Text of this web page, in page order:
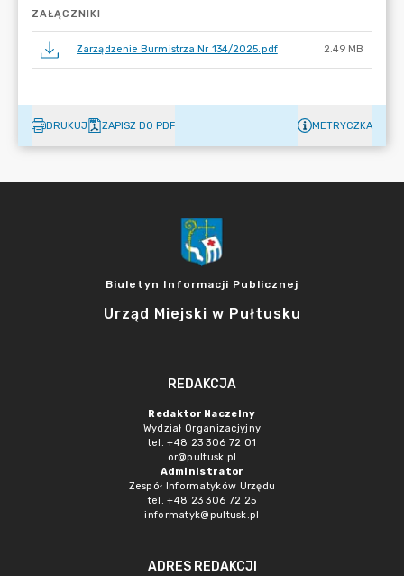
ZAŁĄCZNIKI
Zarządzenie Burmistrza Nr 134/2025.pdf 2.49 MB
DRUKUJ ZAPISZ DO PDF METRYCZKA
Biuletyn Informacji Publicznej
Urząd Miejski w Pułtusku
REDAKCJA
Redaktor Naczelny
Wydział Organizacjyjny
tel. +48 23 306 72 01
or@pultusk.pl
Administrator
Zespół Informatyków Urzędu
tel. +48 23 306 72 25
informatyk@pultusk.pl
ADRES REDAKCJI